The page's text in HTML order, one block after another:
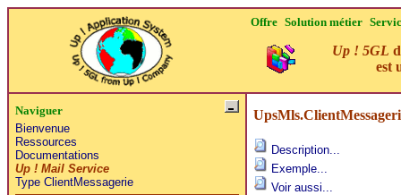
Offre Solution métier
Up ! 5GL
est
Naviguer
Bienvenue
Ressources
Documentations
Up ! Mail Service
Type ClientMessagerie
Description...
Exemple...
Voir aussi...